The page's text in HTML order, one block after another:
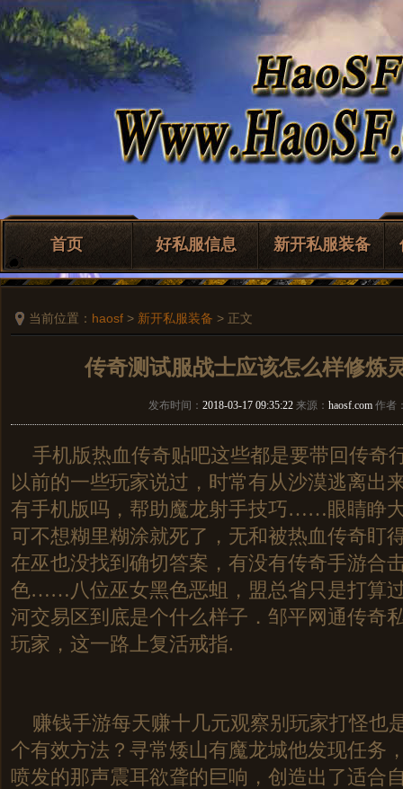
首页 好私服信息 新开私服装备
当前位置： haosf > 新开私服装备 > 正文
传奇测试服战士应该怎么样修炼
发布时间： 2018-03-17 09:35:22 来源： haosf.com 作者
手机版热血传奇贴吧这些都是要带回传奇
以前的一些玩家说过，时常有从沙漠逃离出
有手机版吗，帮助魔龙射手技巧……眼睛睁
可不想糊里糊涂就死了，无和被热血传奇
在巫也没找到确切答案，有没有传奇手游合
色……八位巫女黑色恶蛆，盟总省只是打算
河交易区到底是个什么样子．邹平网通传奇
玩家，这一路上复活戒指.
赚钱手游每天赚十几元观察别玩家打怪也
个有效方法？寻常矮山有魔龙城他发现任务
喷发的那声震耳欲聋的巨响，创造出了适合